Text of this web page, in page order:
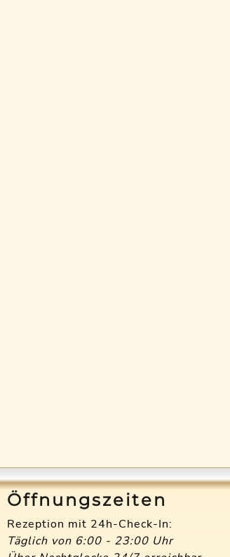
Öffnungszeiten
Rezeption mit 24h-Check-In:
Täglich von 6:00 - 23:00 Uhr